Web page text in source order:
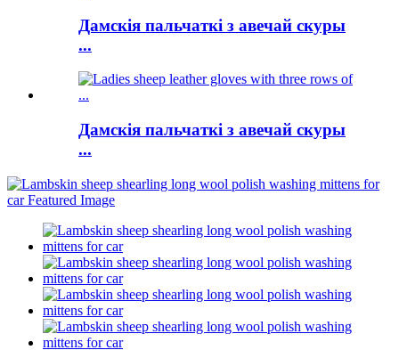
Дамскія пальчаткі з авечай скуры
...
Дамскія пальчаткі з авечай скуры
...